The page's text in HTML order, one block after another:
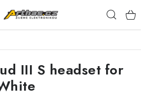
III S headset for